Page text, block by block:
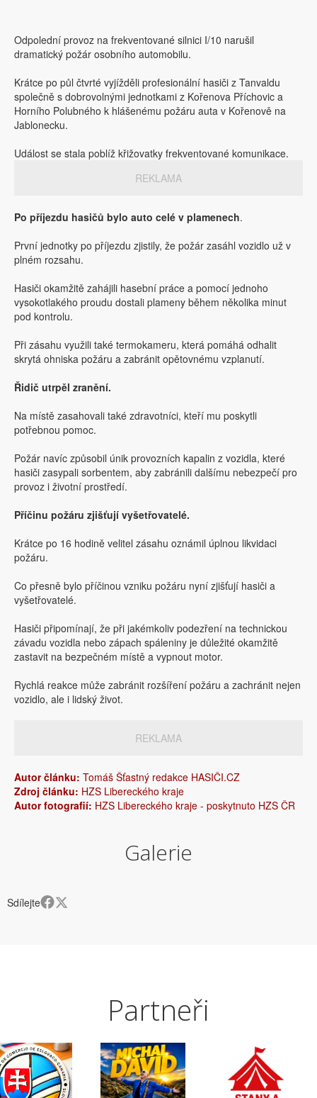
Odpolední provoz na frekventované silnici I/10 narušil
dramatický požár osobního automobilu.
Krátce po půl čtvrté vyjížděli profesionální hasiči z Tanvaldu
společně s dobrovolnými jednotkami z Kořenova Příchovic a
Horního Polubného k hlášenému požáru auta v Kořenově na
Jablonecku.
Událost se stala poblíž křižovatky frekventované komunikace.
REKLAMA
Po příjezdu hasičů bylo auto celé v plamenech.
První jednotky po příjezdu zjistily, že požár zasáhl vozidlo už v
plném rozsahu.
Hasiči okamžitě zahájili hasební práce a pomocí jednoho
vysokotlakého proudu dostali plameny během několika minut
pod kontrolu.
Při zásahu využili také termokameru, která pomáhá odhalit
skrytá ohniska požáru a zabránit opětovnému vzplanutí.
Řidič utrpěl zranění.
Na místě zasahovali také zdravotníci, kteří mu poskytli
potřebnou pomoc.
Požár navíc způsobil únik provozních kapalin z vozidla, které
hasiči zasypali sorbentem, aby zabránili dalšímu nebezpečí pro
provoz i životní prostředí.
Příčinu požáru zjišťují vyšetřovatelé.
Krátce po 16 hodině velitel zásahu oznámil úplnou likvidaci
požáru.
Co přesně bylo příčinou vzniku požáru nyní zjišťují hasiči a
vyšetřovatelé.
Hasiči připomínají, že při jakémkoliv podezření na technickou
závadu vozidla nebo zápach spáleniny je důležité okamžitě
zastavit na bezpečném místě a vypnout motor.
Rychlá reakce může zabránit rozšíření požáru a zachránit nejen
vozidlo, ale i lidský život.
REKLAMA
Autor článku: Tomáš Šťastný redakce HASIČI.CZ
Zdroj článku: HZS Libereckého kraje
Autor fotografií: HZS Libereckého kraje - poskytnuto HZS ČR
Galerie
Sdílejte
Partneři